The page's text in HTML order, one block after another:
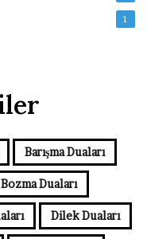
1
Barışma Duaları
Duaları
Dilek Duaları